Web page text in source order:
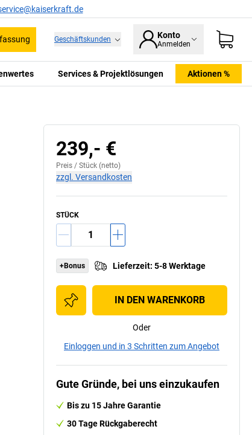
Geschäftskunden Konto
Anmelden
Services & Projektlösungen Aktionen %
239,- €
Preis / Stück (netto)
zzgl. Versandkosten
STÜCK
+Bonus Lieferzeit: 5-8 Werktage
IN DEN WARENKORB
Oder
Einloggen und in 3 Schritten zum Angebot
Gute Gründe, bei uns einzukaufen
Bis zu 15 Jahre Garantie
30 Tage Rückgaberecht